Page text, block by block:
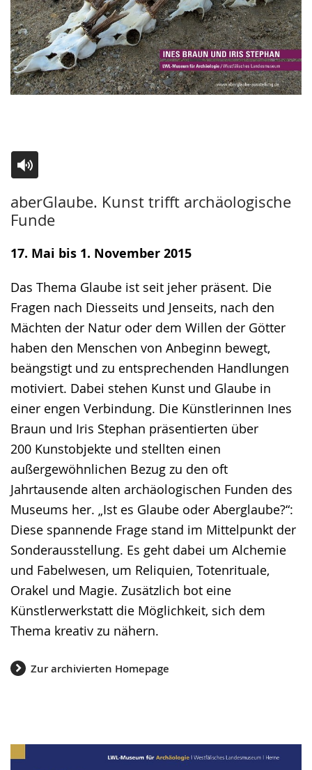
aberGlaube. Kunst trifft archäologische
Funde
Leichten
Sprache
wechseln.
Audio-
Unterstützung.
Video
in
Deutscher
wird
angezeigt.
17. Mai bis 1. November 2015
Das Thema Glaube ist seit jeher präsent. Die
Fragen nach Diesseits und Jenseits, nach den
Mächten der Natur oder dem Willen der Götter
haben den Menschen von Anbeginn bewegt,
beängstigt und zu entsprechenden Handlungen
motiviert. Dabei stehen Kunst und Glaube in
einer engen Verbindung. Die Künstlerinnen Ines
Braun und Iris Stephan präsentierten über
200 Kunstobjekte und stellten einen
außergewöhnlichen Bezug zu den oft
Jahrtausende alten archäologischen Funden des
Museums her. „Ist es Glaube oder Aberglaube?“:
Diese spannende Frage stand im Mittelpunkt der
Sonderausstellung. Es geht dabei um Alchemie
und Fabelwesen, um Reliquien, Totenrituale,
Orakel und Magie. Zusätzlich bot eine
Künstlerwerkstatt die Möglichkeit, sich dem
Thema kreativ zu nähern.
Zur archivierten Homepage